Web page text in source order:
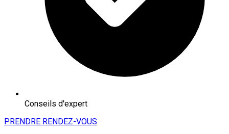
Conseils d'expert
PRENDRE RENDEZ-VOUS